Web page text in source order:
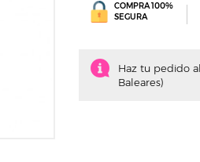
COMPRA 100%
SEGURA
Haz tu pedido
Baleares)